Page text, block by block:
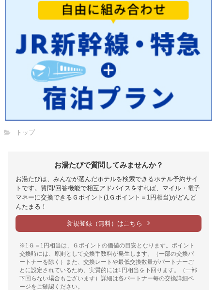
トップ
お湯たびで質問してみませんか？
お湯たびは、みんなが選んだホテルを検索できるホテル予約サイ
トです。質問/回答機能で相互アドバイスをすれば、マイル・電子
マネーに交換できるＧポイント(1Ｇポイント＝1円相当)がどんど
んたまる！
新規登録（無料）はこちら
※1Ｇ＝1円相当は、Ｇポイントの価値の目安となります。ポイント
交換時には、原則として交換手数料が発生します。（一部の交換パ
ートナーを除く）また、交換レートや最低交換数量がパートナーご
とに設定されているため、実質的には1円相当を下回ります。（一部
下回らない場合もございます）詳細は各パートナー毎の交換詳細ペ
ージをご確認ください。